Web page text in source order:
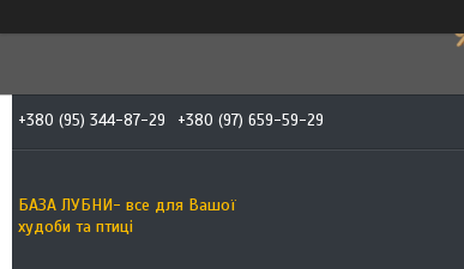
+380 (95) 344-87-29 +380 (97) 659-59-29
БАЗА ЛУБНИ- все для Вашої
худоби та птиці